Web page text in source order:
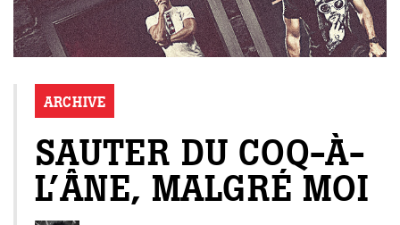
ARCHIVE
SAUTER DU COQ-À-
L’ÂNE, MALGRÉ MOI